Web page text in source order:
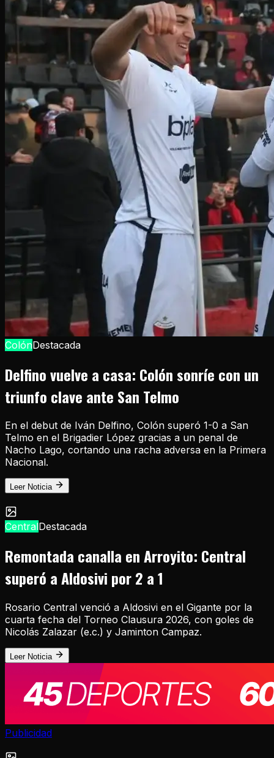
ColónDestacada
Delfino vuelve a casa: Colón sonríe con un
triunfo clave ante San Telmo
En el debut de Iván Delfino, Colón superó 1-0 a San
Telmo en el Brigadier López gracias a un penal de
Nacho Lago, cortando una racha adversa en la Primera
Nacional.
Leer Noticia
CentralDestacada
Remontada canalla en Arroyito: Central
superó a Aldosivi por 2 a 1
Rosario Central venció a Aldosivi en el Gigante por la
cuarta fecha del Torneo Clausura 2026, con goles de
Nicolás Zalazar (e.c.) y Jaminton Campaz.
Leer Noticia
Publicidad